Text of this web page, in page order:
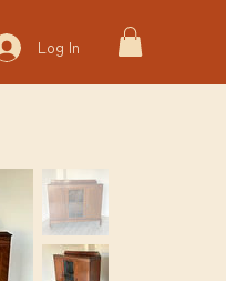
Log In